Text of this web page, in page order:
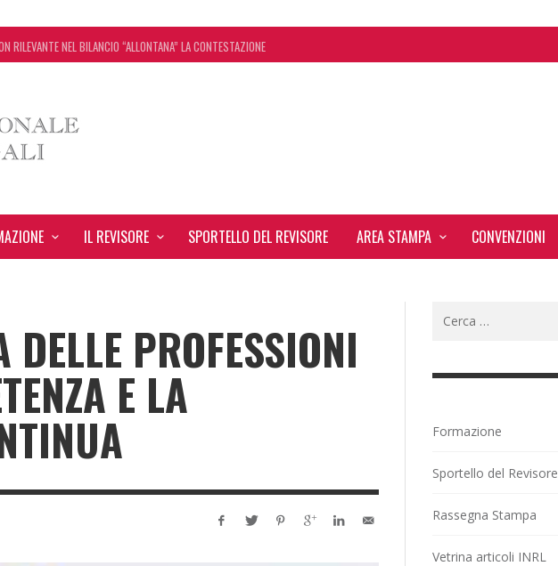
RILEVANTE NEL BILANCIO “ALLONTANA” LA CONTESTAZIONE
IL CONCORDATO UNO ‘SCUDO’ FISCALE DI 4 ANNI
IL REVISORE SPORTELLO DEL REVISORE AREA STAMPA CONVENZIONI
PROFESSIONI
E LA
Formazione
Sportello del Revisore
Rassegna Stampa
Vetrina articoli INRL